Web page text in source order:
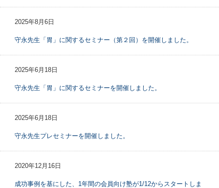
2025年8月6日
守永先生「胃」に関するセミナー（第２回）を開催しました。
2025年6月18日
守永先生「胃」に関するセミナーを開催しました。
2025年6月18日
守永先生プレセミナーを開催しました。
2020年12月16日
成功事例を基にした、1年間の会員向け塾が1/12からスタートしま